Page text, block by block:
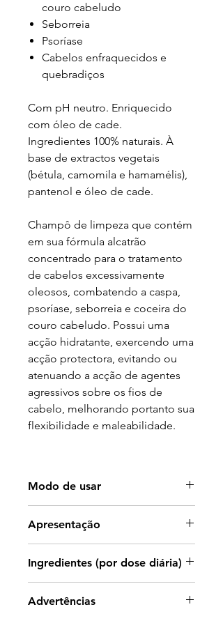
couro cabeludo
Seborreia
Psoríase
Cabelos enfraquecidos e
quebradiços
Com pH neutro. Enriquecido
com óleo de cade.
Ingredientes 100% naturais. À
base de extractos vegetais
(bétula, camomila e hamamélis),
pantenol e óleo de cade.
Champô de limpeza que contém
em sua fórmula alcatrão
concentrado para o tratamento
de cabelos excessivamente
oleosos, combatendo a caspa,
psoríase, seborreia e coceira do
couro cabeludo. Possui uma
acção hidratante, exercendo uma
acção protectora, evitando ou
atenuando a acção de agentes
agressivos sobre os fios de
cabelo, melhorando portanto sua
flexibilidade e maleabilidade.
Modo de usar
champô (do tamanho de uma
noz) no cableo, massajar e lavar.
Enxaguar bem o cabelo com
água abundante e repetir se
necessário, não usar como um
Apresentação
Ingredientes (por dose diária)
cocamidopropyl betaine, sodium
Advertências